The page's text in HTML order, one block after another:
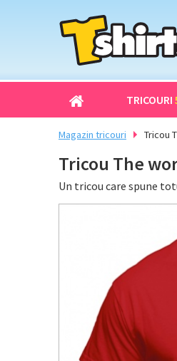
TRICOURI
Magazin tricouri Tricou
Tricou The
Un tricou care spune